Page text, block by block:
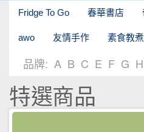
Fridge To Go 春華書店
awo 友情手作 素食教
品牌: A B C E F G H
特選商品